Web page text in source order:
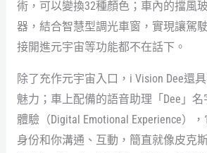
術，可以變換32種顏色；車內的擋風
器，結合智慧型調光車窗，實現讓駕
接開進元宇宙等功能都不在話下。
除了充作元宇宙入口，i Vision Dee還
魅力；車上配備的語音助理「Dee」
體驗（Digital Emotional Experience）
身份和你溝通、互動，簡直就像皮克